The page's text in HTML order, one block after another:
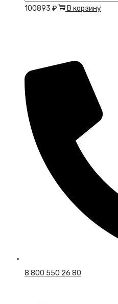
товара
100893 ₽ В корзину
8 800 550 26 80